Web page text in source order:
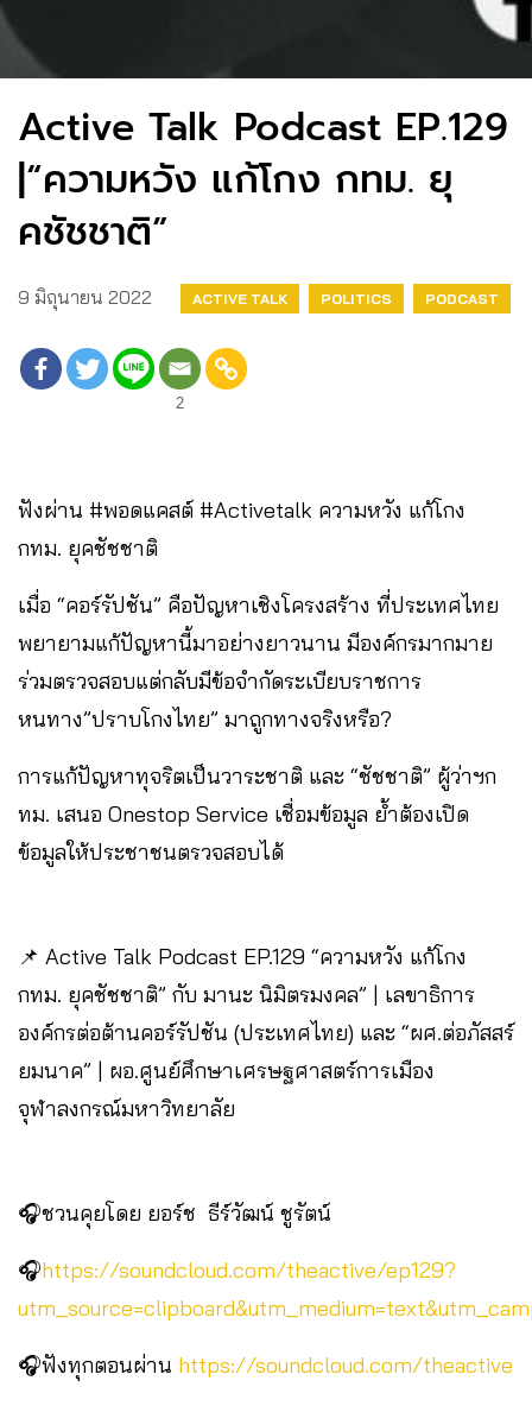
Active Talk Podcast EP.129
|“ความหวัง แก้โกง กทม. ยุ
คชัชชาติ”
9 มิถุนายน 2022 ACTIVE TALK POLITICS PODCAST
2
ฟังผ่าน #พอดแคสต์ #Activetalk ความหวัง แก้โกง
กทม. ยุคชัชชาติ
เมื่อ “คอร์รัปชัน” คือปัญหาเชิงโครงสร้าง ที่ประเทศไทย
พยายามแก้ปัญหานี้มาอย่างยาวนาน มีองค์กรมากมาย
ร่วมตรวจสอบแต่กลับมีข้อจำกัดระเบียบราชการ
หนทาง”ปราบโกงไทย” มาถูกทางจริงหรือ?
การแก้ปัญหาทุจริตเป็นวาระชาติ และ “ชัชชาติ” ผู้ว่าฯก
ทม. เสนอ Onestop Service เชื่อมข้อมูล ย้ำต้องเปิด
ข้อมูลให้ประชาชนตรวจสอบได้
📌 Active Talk Podcast EP.129 “ความหวัง แก้โกง
กทม. ยุคชัชชาติ” กับ มานะ นิมิตรมงคล” | เลขาธิการ
องค์กรต่อต้านคอร์รัปชัน (ประเทศไทย) และ “ผศ.ต่อภัสสร์
ยมนาค” | ผอ.ศูนย์ศึกษาเศรษฐศาสตร์การเมือง
จุฬาลงกรณ์มหาวิทยาลัย
🎧ชวนคุยโดย ยอร์ช ธีร์วัฒน์ ชูรัตน์
🎧https://soundcloud.com/theactive/ep129?
🎧ฟังทุกตอนผ่าน https://soundcloud.com/theactive